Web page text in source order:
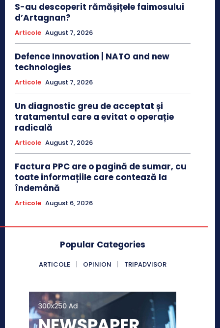
S-au descoperit rămășițele faimosului
d’Artagnan?
Articole August 7, 2026
Defence Innovation | NATO and new
technologies
Articole August 7, 2026
Un diagnostic greu de acceptat și
tratamentul care a evitat o operație
radicală
Articole August 7, 2026
Factura PPC are o pagină de sumar, cu
toate informațiile care contează la
îndemână
Articole August 6, 2026
Popular Categories
ARTICOLE OPINION TRIPADVISOR